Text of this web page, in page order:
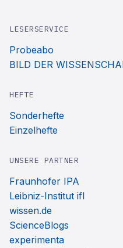
LESERSERVICE
Probeabo
BILD DER
HEFTE
Sonderhefte
Einzelhefte
UNSERE PARTNER
Fraunhofer IPA
Leibniz-Institut ifl
wissen.de
ScienceBlogs
experimenta